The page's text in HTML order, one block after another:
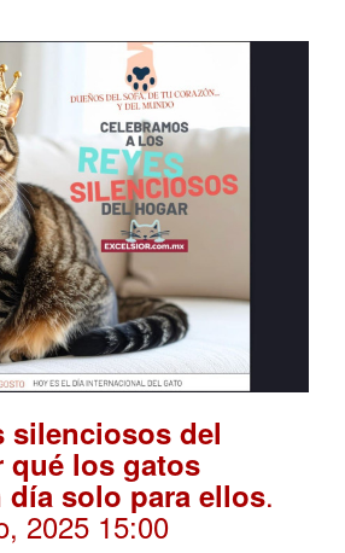
silenciosos del
qué los gatos
día solo para ellos.
2025 15:00